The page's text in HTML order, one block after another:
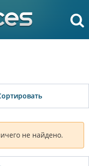
не найдено.